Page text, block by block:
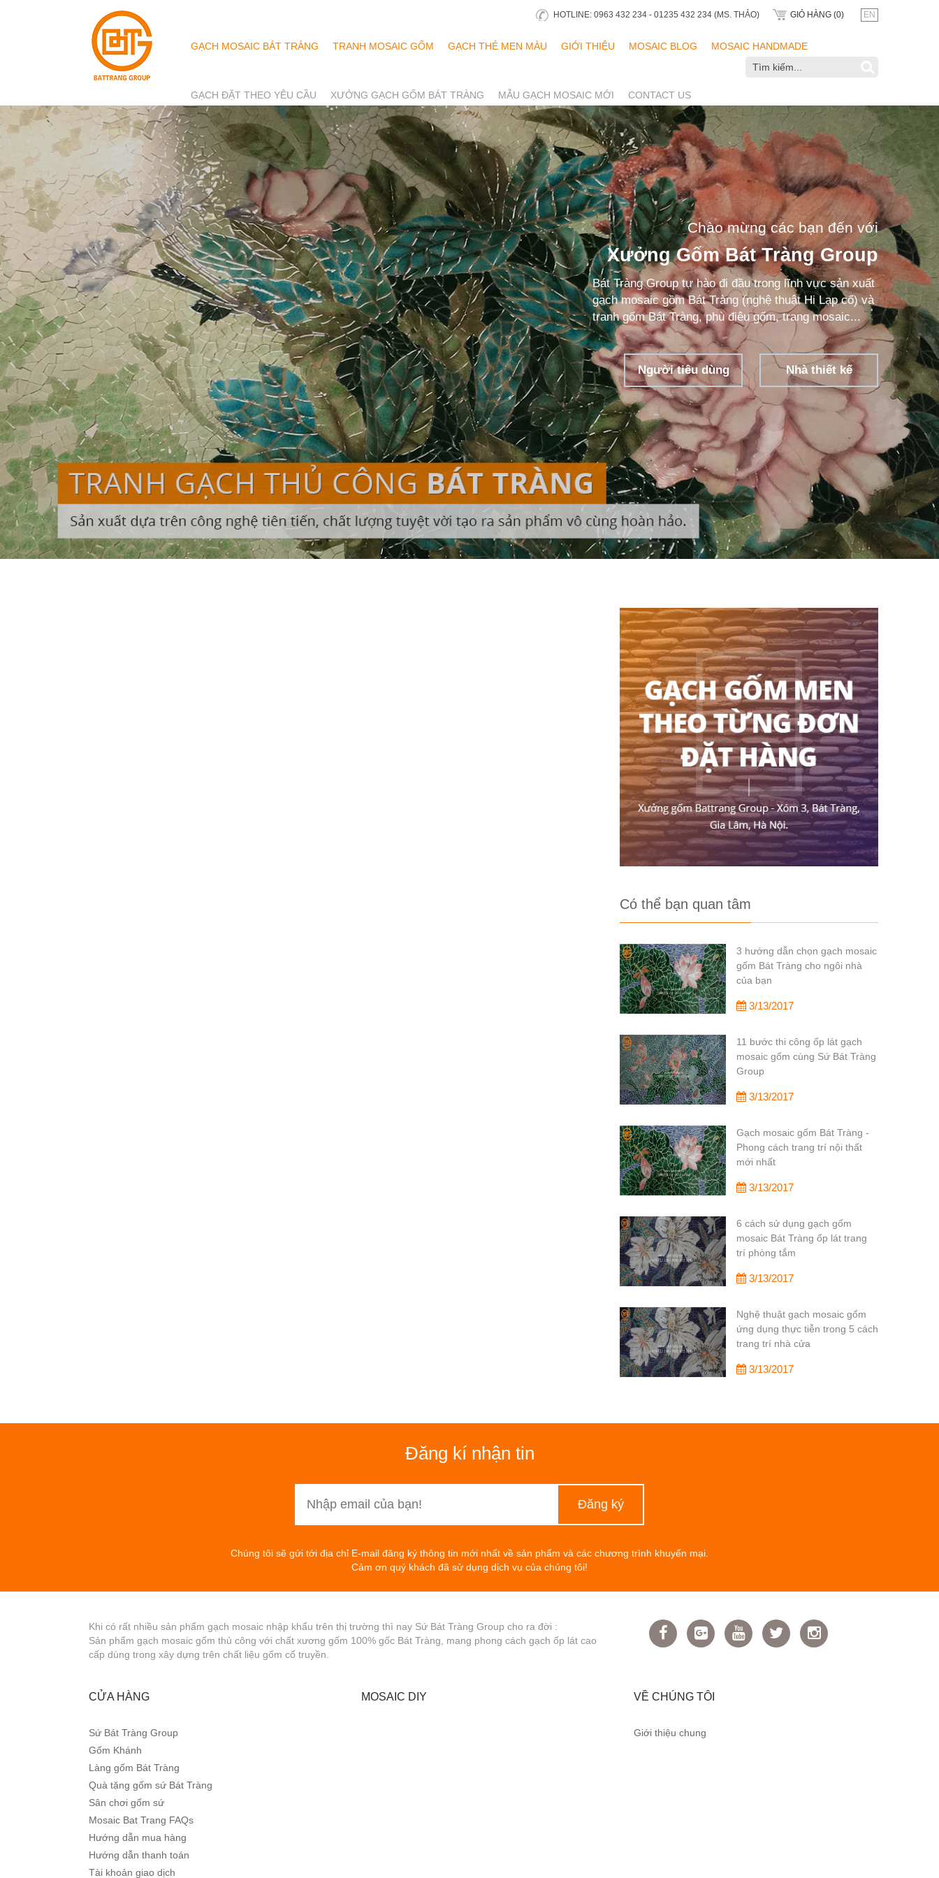
HOTLINE: 0963 432 234 - 01235 432 234 (MS. THẢO) GIỎ HÀNG (0) EN
GẠCH MOSAIC BÁT TRÀNG TRANH MOSAIC GỐM GẠCH THẺ MEN MÀU GIỚI THIỆU MOSAIC BLOG MOSAIC HANDMADE
GẠCH ĐẶT THEO YÊU CẦU XƯỞNG GẠCH GỐM BÁT TRÀNG MẪU GẠCH MOSAIC MỚI CONTACT US
Chào mừng các bạn đến với
Xưởng Gốm Bát Tràng Group
Bát Tràng Group tự hào đi đầu trong lĩnh vực sản xuất
gạch mosaic gồm Bát Tràng (nghệ thuật Hi Lạp cổ) và
tranh gốm Bát Tràng, phù điêu gốm, trang mosaic...
Người tiêu dùng Nhà thiết kế
Có thể bạn quan tâm
3 hướng dẫn chọn gạch mosaic
gốm Bát Tràng cho ngôi nhà
của bạn
3/13/2017
11 bước thi công ốp lát gạch
mosaic gốm cùng Sứ Bát Tràng
Group
3/13/2017
Gạch mosaic gốm Bát Tràng -
Phong cách trang trí nội thất
mới nhất
3/13/2017
6 cách sử dụng gạch gốm
mosaic Bát Tràng ốp lát trang
trí phòng tắm
3/13/2017
Nghệ thuật gạch mosaic gốm
ứng dụng thực tiễn trong 5 cách
trang trí nhà cửa
3/13/2017
Đăng kí nhận tin
Chúng tôi sẽ gửi tới địa chỉ E-mail đăng ký thông tin mới nhất về sản phẩm và các chương trình khuyến mại.
Cảm ơn quý khách đã sử dụng dịch vụ của chúng tôi!
Khi có rất nhiều sản phẩm gạch mosaic nhập khẩu trên thị trường thì nay Sứ Bát Tràng Group cho ra đời :
Sản phẩm gạch mosaic gốm thủ công với chất xương gốm 100% gốc Bát Tràng, mang phong cách gạch ốp lát cao
cấp dùng trong xây dựng trên chất liệu gốm cổ truyền.
CỬA HÀNG
Sứ Bát Tràng Group
Gốm Khánh
Làng gốm Bát Tràng
Quà tặng gốm sứ Bát Tràng
Sân chơi gốm sứ
Mosaic Bat Trang FAQs
Hướng dẫn mua hàng
Hướng dẫn thanh toán
Tài khoản giao dịch
MOSAIC DIY VỀ CHÚNG TÔI
Giới thiệu chung